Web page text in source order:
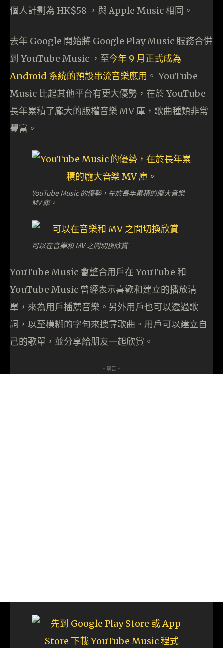
個人計劃為 HK$58 ，與 Apple Music 相同。
去年 Google 開始將 Google Play Music 服務合併
到 YouTube Music ，至今年 9 月正式成為
Android 系統的預設串流音樂應用 。 YouTube
Music 比起其他平台有更大優勢，在於 YouTube
長年累積了龐大的版權音樂 MV 庫，歌曲種類非常
豐富。
YouTube Music 的優勢，在於長年累積的龐大音樂
MV 庫。
可以在音樂和 MV 之間切換欣賞
YouTube Music 會整合用戶在 YouTube 和
YouTube Music 曾經表示喜歡和建立的播放清
單，來為用戶播薦音樂。另外用戶也可以透過歌
詞，以至模糊的字句來搜尋歌曲。用戶可以建立自
己的歌單，並分享給朋友一起欣賞。
- 廣告 -